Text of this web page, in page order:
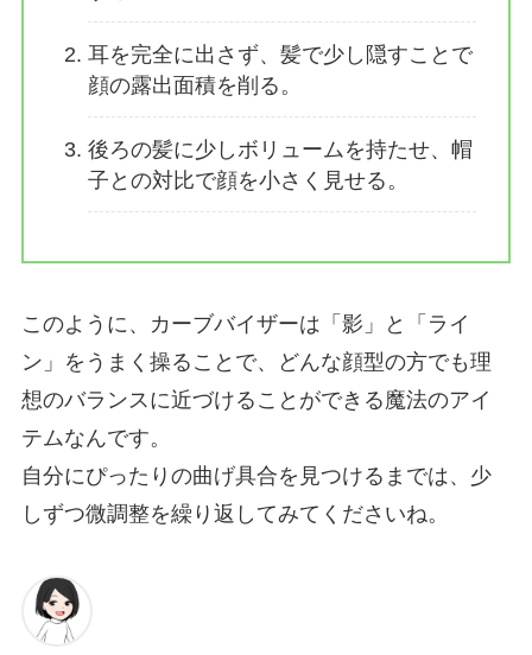
耳を完全に出さず、髪で少し隠すことで
顔の露出面積を削る。
後ろの髪に少しボリュームを持たせ、帽
子との対比で顔を小さく見せる。
このように、カーブバイザーは「影」と「ライ
ン」をうまく操ることで、どんな顔型の方でも理
想のバランスに近づけることができる魔法のアイ
テムなんです。
自分にぴったりの曲げ具合を見つけるまでは、少
しずつ微調整を繰り返してみてくださいね。